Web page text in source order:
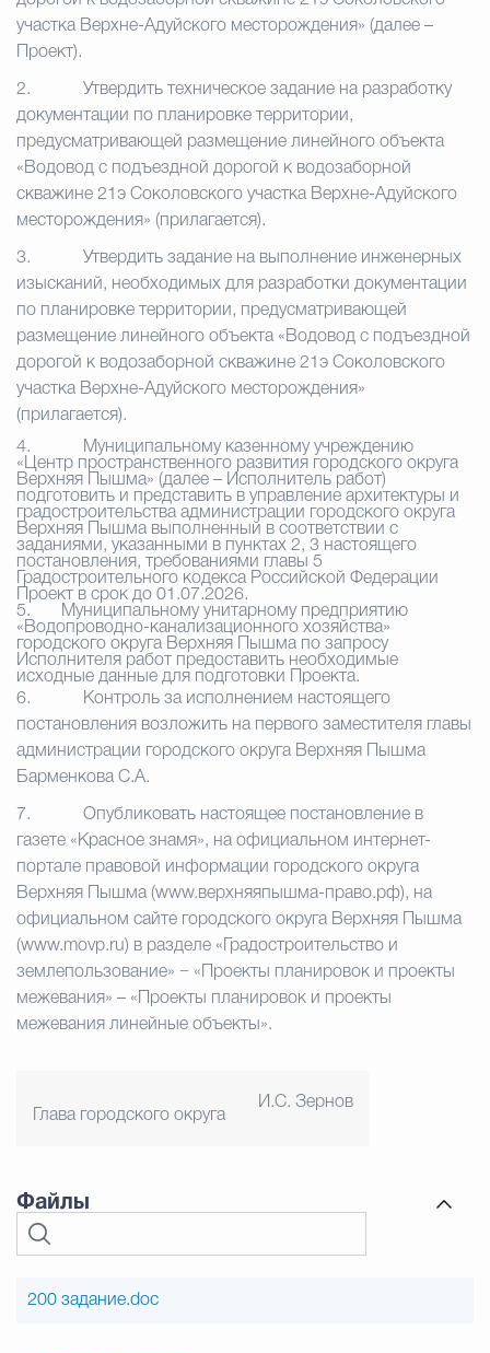
участка Верхне-Адуйского месторождения» (далее –
Проект).
2.
Утвердить техническое задание на разработку
документации по планировке территории,
предусматривающей размещение линейного объекта
«Водовод с подъездной дорогой к водозаборной
скважине 21э Соколовского участка Верхне-Адуйского
месторождения» (прилагается).
3.
Утвердить задание на выполнение инженерных
изысканий, необходимых для разработки документации
по планировке территории, предусматривающей
размещение линейного объекта «Водовод с подъездной
дорогой к водозаборной скважине 21э Соколовского
участка Верхне-Адуйского месторождения»
(прилагается).
4.
Муниципальному казенному учреждению
«Центр пространственного развития городского округа
Верхняя Пышма» (далее – Исполнитель работ)
подготовить и представить в управление архитектуры и
градостроительства администрации городского округа
Верхняя Пышма выполненный в соответствии с
заданиями, указанными в пунктах 2, 3 настоящего
постановления, требованиями главы 5
Градостроительного кодекса Российской Федерации
Проект в срок до 01.07.2026.
5.
Муниципальному унитарному предприятию
«Водопроводно-канализационного хозяйства»
городского округа Верхняя Пышма по запросу
Исполнителя работ предоставить необходимые
исходные данные для подготовки Проекта.
6.
Контроль за исполнением настоящего
постановления возложить на первого заместителя главы
администрации городского округа Верхняя Пышма
Барменкова С.А.
7.
Опубликовать настоящее постановление в
газете «Красное знамя», на официальном интернет-
портале правовой информации городского округа
Верхняя Пышма (www.верхняяпышма-право.рф), на
официальном сайте городского округа Верхняя Пышма
(www.movp.ru) в разделе «Градостроительство и
землепользование» − «Проекты планировок и проекты
межевания» – «Проекты планировок и проекты
межевания линейные объекты».
Глава городского округа
И.С. Зернов
Файлы
200 задание.doc